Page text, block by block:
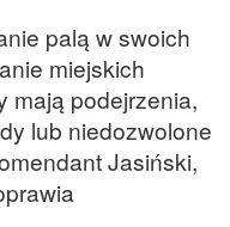
palą w swoich
miejskich
mają podejrzenia,
lub niedozwolone
Jasiński,